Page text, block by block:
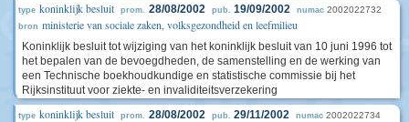
type koninklijk besluit prom. 28/08/2002 pub. 19/09/2002 numac 2002022732
bron ministerie van sociale zaken, volksgezondheid en leefmilieu
Koninklijk besluit tot wijziging van het koninklijk besluit van 10 juni 1996 tot
het bepalen van de bevoegdheden, de samenstelling en de werking van
een Technische boekhoudkundige en statistische commissie bij het
Rijksinstituut voor ziekte- en invaliditeitsverzekering
type koninklijk besluit prom. 28/08/2002 pub. 29/11/2002 numac 2002022734